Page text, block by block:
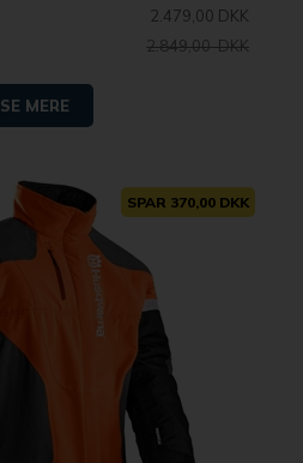
2.479,00 DKK
2.849,00 DKK
SE MERE
SPAR 370,00 DKK